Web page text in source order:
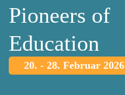
Pioneers of
Education
20. - 28. Februar 2026